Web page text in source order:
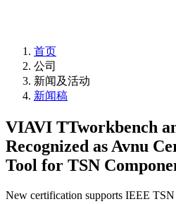
首页
公司
新闻及活动
新闻稿
VIAVI TTworkbench
Recognized as Avnu
Tool for TSN
New certification supports IEEE TSN